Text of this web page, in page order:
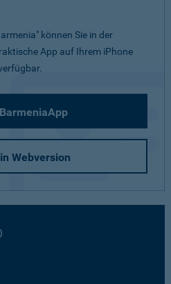
können Sie in der
App auf Ihrem iPhone
Webversion